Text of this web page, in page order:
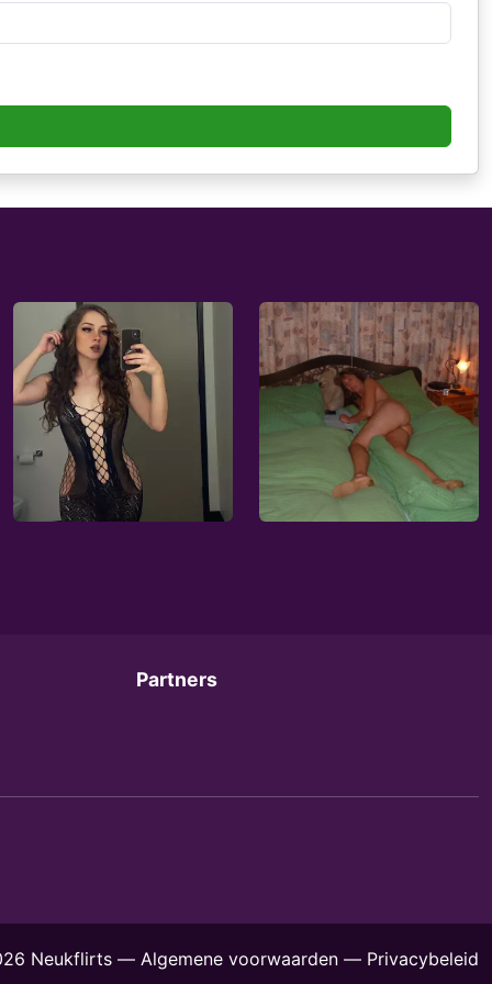
Partners
Neukflirts — Algemene voorwaarden — Privacybeleid